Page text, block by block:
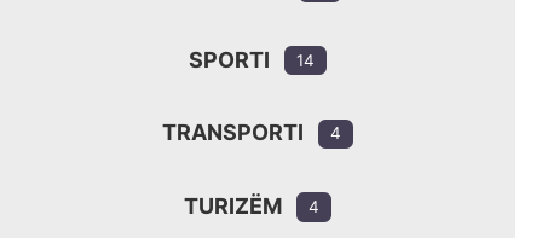
SPORTI 14
TRANSPORTI 4
TURIZËM 4